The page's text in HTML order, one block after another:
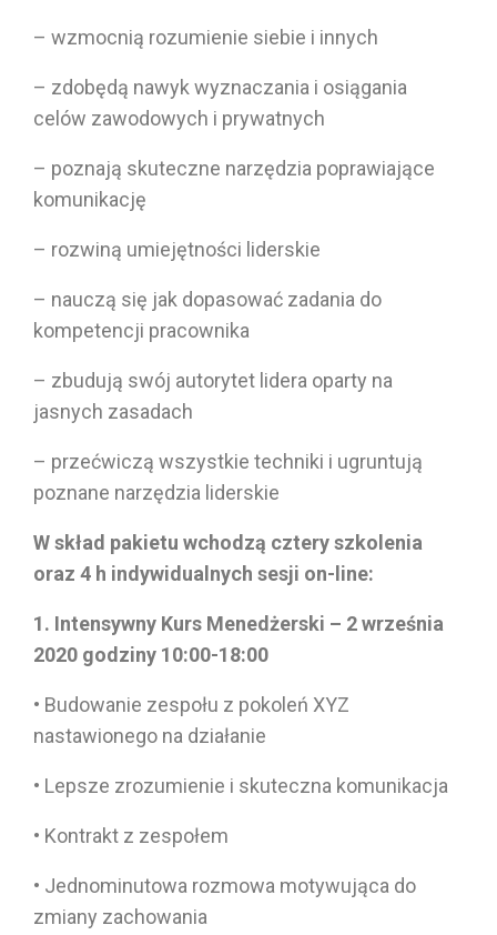
– wzmocnią rozumienie siebie i innych
– zdobędą nawyk wyznaczania i osiągania
celów zawodowych i prywatnych
– poznają skuteczne narzędzia poprawiające
komunikację
– rozwiną umiejętności liderskie
– nauczą się jak dopasować zadania do
kompetencji pracownika
– zbudują swój autorytet lidera oparty na
jasnych zasadach
– przećwiczą wszystkie techniki i ugruntują
poznane narzędzia liderskie
W skład pakietu wchodzą cztery szkolenia
oraz 4 h indywidualnych sesji on-line:
1. Intensywny Kurs Menedżerski – 2 września
2020 godziny 10:00-18:00
• Budowanie zespołu z pokoleń XYZ
nastawionego na działanie
• Lepsze zrozumienie i skuteczna komunikacja
• Kontrakt z zespołem
• Jednominutowa rozmowa motywująca do
zmiany zachowania